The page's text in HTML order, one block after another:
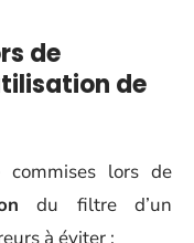
de
de
commises lors de
du filtre d’un